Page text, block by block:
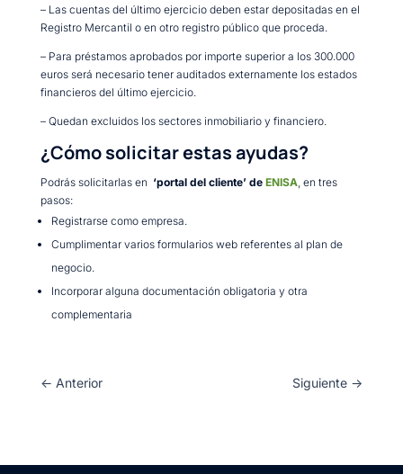
– Las cuentas del último ejercicio deben estar depositadas en el
Registro Mercantil o en otro registro público que proceda.
– Para préstamos aprobados por importe superior a los 300.000
euros será necesario tener auditados externamente los estados
financieros del último ejercicio.
– Quedan excluidos los sectores inmobiliario y financiero.
¿Cómo solicitar estas ayudas?
Podrás solicitarlas en ‘portal del cliente’ deENISA, en tres
pasos:
Registrarse como empresa.
Cumplimentar varios formularios web referentes al plan de
negocio.
Incorporar alguna documentación obligatoria y otra
complementaria
← Anterior Siguiente →